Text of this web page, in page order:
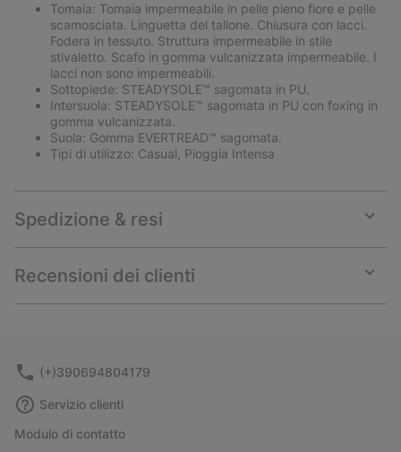
Tomaia: Tomaia impermeabile in pelle pieno fiore e pelle
scamosciata. Linguetta del tallone. Chiusura con lacci.
Fodera in tessuto. Struttura impermeabile in stile
stivaletto. Scafo in gomma vulcanizzata impermeabile. I
lacci non sono impermeabili.
Sottopiede: STEADYSOLE™ sagomata in PU.
Intersuola: STEADYSOLE™ sagomata in PU con foxing in
gomma vulcanizzata.
Suola: Gomma EVERTREAD™ sagomata.
Tipi di utilizzo: Casual, Pioggia Intensa
Spedizione & resi
or
Recensioni dei clienti
or
(+)390694804179
Servizio clienti
Modulo di contatto